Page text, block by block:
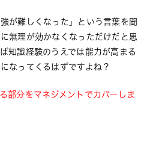
が難しくなった」という言葉を聞
無理が効かなくなっただけだと思
知識経験のうえでは能力が高まる
なってくるはずですよね？
部分をマネジメントでカバーしま